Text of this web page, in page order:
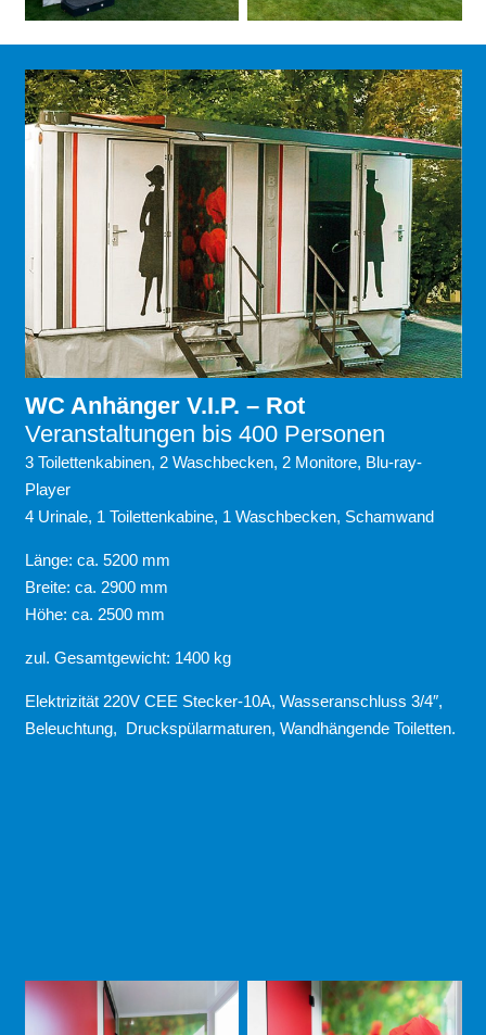
WC Anhänger V.I.P. – Rot
Veranstaltungen bis 400 Personen
3 Toilettenkabinen, 2 Waschbecken, 2 Monitore, Blu-ray-
Player
4 Urinale, 1 Toilettenkabine, 1 Waschbecken, Schamwand
Länge: ca. 5200 mm
Breite: ca. 2900 mm
Höhe: ca. 2500 mm
zul. Gesamtgewicht: 1400 kg
Elektrizität 220V CEE Stecker-10A, Wasseranschluss 3/4″,
Beleuchtung, Druckspülarmaturen, Wandhängende Toiletten.